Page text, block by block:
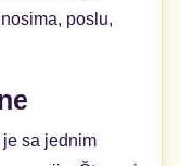
poslu,
sa jednim